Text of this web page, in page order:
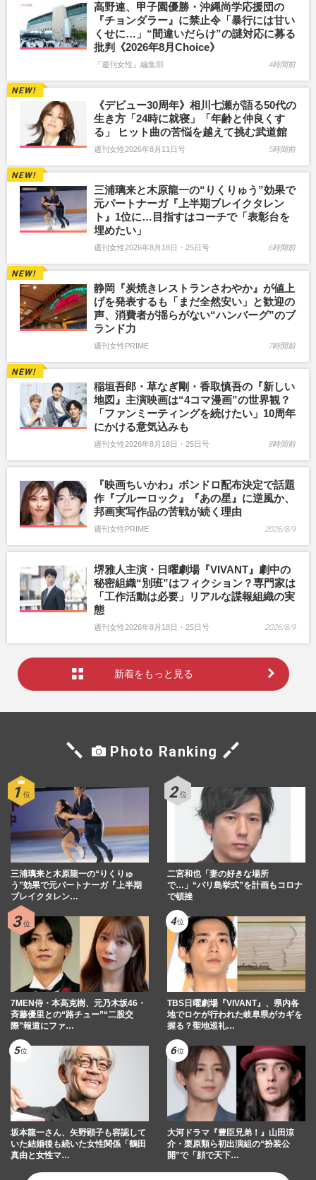
高野連、甲子園優勝・沖縄尚学応援団の
『チョンダラー』に禁止令「暴行には甘い
くせに…」“間違いだらけ”の謎対応に募る
批判《2026年8月Choice》
『週刊女性』編集部 4時間前
《デビュー30周年》相川七瀬が語る50代の
生き方「24時に就寝」「年齢と仲良くす
る」 ヒット曲の苦悩を越えて挑む武道館
週刊女性2026年8月11日号 5時間前
三浦璃来と木原龍一の“りくりゅう”効果で
元パートナーガ『上半期ブレイクタレン
ト』1位に…目指すはコーチで「表彰台を
埋めたい」
週刊女性2026年8月18日・25日号 6時間前
静岡『炭焼きレストランさわやか』が値上
げを発表するも「まだ全然安い」と歓迎の
声、消費者が揺らがない“ハンバーグ”のブ
ランド力
週刊女性PRIME 7時間前
稲垣吾郎・草なぎ剛・香取慎吾の『新しい
地図』主演映画は“4コマ漫画”の世界観？
「ファンミーティングを続けたい」10周年
にかける意気込みも
週刊女性2026年8月18日・25日号 8時間前
『映画ちいかわ』ボンドロ配布決定で話題
作『ブルーロック』『あの星』に逆風か、
邦画実写作品の苦戦が続く理由
週刊女性PRIME 2026/8/9
堺雅人主演・日曜劇場『VIVANT』劇中の
秘密組織“別班”はフィクション？専門家は
「工作活動は必要」リアルな諜報組織の実
態
週刊女性2026年8月18日・25日号 2026/8/9
新着をもっと見る
Photo Ranking
三浦璃来と木原龍一の“りくりゅ
う”効果で元パートナーガ『上半期
ブレイクタレン…
二宮和也「妻の好きな場所
で…」“バリ島挙式”を計画もコロナ
で頓挫
7MEN侍・本高克樹、元乃木坂46・
斉藤優里との“路チュー”“二股交
際”報道にファ…
TBS日曜劇場『VIVANT』、県内各
地でロケが行われた岐阜県がカギを
握る？聖地巡礼…
坂本龍一さん、矢野顕子も容認して
いた結婚後も続いた女性関係「鶴田
真由と女性マ…
大河ドラマ『豊臣兄弟！』山田涼
介・栗原類ら初出演組の“扮装公
開”で「顔で天下…